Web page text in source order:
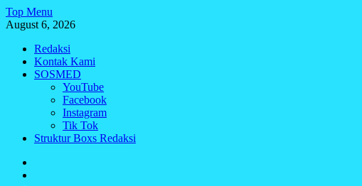
Skip
to
Top Menu
August 6, 2026
Redaksi
Kontak Kami
SOSMED
YouTube
Facebook
Instagram
Tik Tok
Struktur Boxs Redaksi